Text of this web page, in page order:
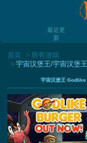
最近更
新
首页
所有游戏
宇宙汉堡王/宇宙汉堡
宇宙汉堡王 Godlike